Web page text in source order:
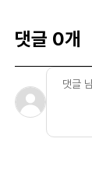
댓글 0개